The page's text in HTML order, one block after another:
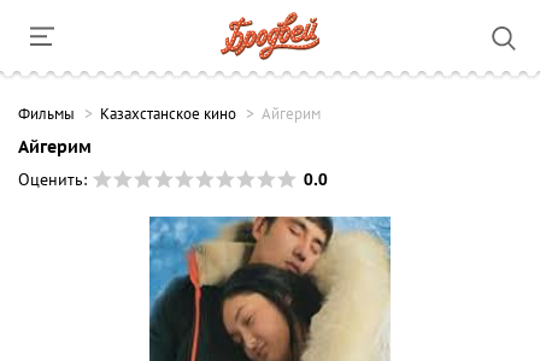
Фильмы Казахстанское кино Айгерим
Айгерим
Оценить:
0.0